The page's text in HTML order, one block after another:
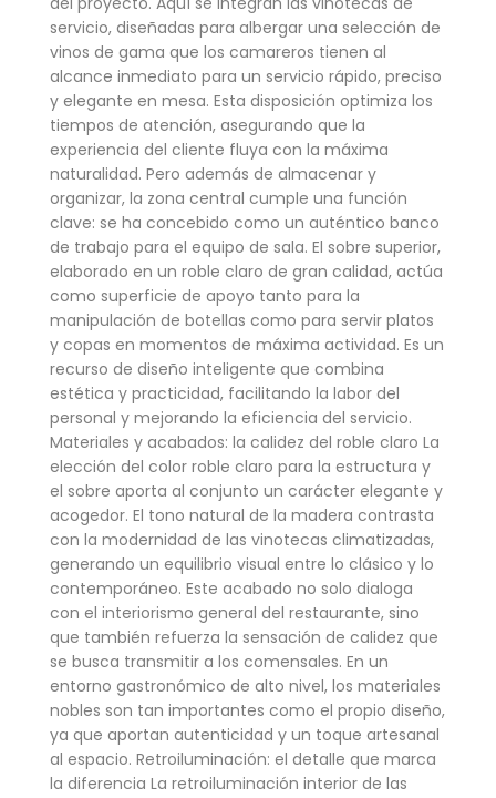
servicio, diseñadas para albergar una selección de
vinos de gama que los camareros tienen al
alcance inmediato para un servicio rápido, preciso
y elegante en mesa. Esta disposición optimiza los
tiempos de atención, asegurando que la
experiencia del cliente fluya con la máxima
naturalidad. Pero además de almacenar y
organizar, la zona central cumple una función
clave: se ha concebido como un auténtico banco
de trabajo para el equipo de sala. El sobre superior,
elaborado en un roble claro de gran calidad, actúa
como superficie de apoyo tanto para la
manipulación de botellas como para servir platos
y copas en momentos de máxima actividad. Es un
recurso de diseño inteligente que combina
estética y practicidad, facilitando la labor del
personal y mejorando la eficiencia del servicio.
Materiales y acabados: la calidez del roble claro La
elección del color roble claro para la estructura y
el sobre aporta al conjunto un carácter elegante y
acogedor. El tono natural de la madera contrasta
con la modernidad de las vinotecas climatizadas,
generando un equilibrio visual entre lo clásico y lo
contemporáneo. Este acabado no solo dialoga
con el interiorismo general del restaurante, sino
que también refuerza la sensación de calidez que
se busca transmitir a los comensales. En un
entorno gastronómico de alto nivel, los materiales
nobles son tan importantes como el propio diseño,
ya que aportan autenticidad y un toque artesanal
al espacio. Retroiluminación: el detalle que marca
la diferencia La retroiluminación interior de las